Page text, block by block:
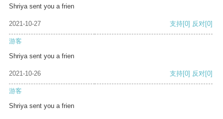
Shriya sent you a frien
2021-10-27 支持[0] 反对[0]
游客
Shriya sent you a frien
2021-10-26 支持[0] 反对[0]
游客
Shriya sent you a frien